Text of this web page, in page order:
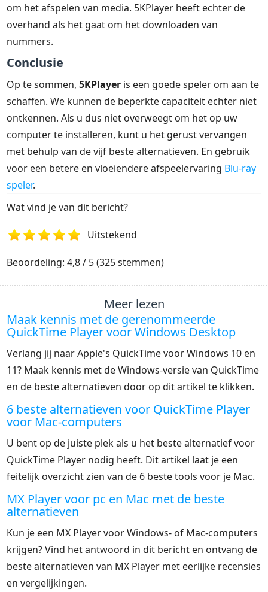
om het afspelen van media. 5KPlayer heeft echter de
overhand als het gaat om het downloaden van
nummers.
Conclusie
Op te sommen,5KPlayer is een goede speler om aan te
schaffen. We kunnen de beperkte capaciteit echter niet
ontkennen. Als u dus niet overweegt om het op uw
computer te installeren, kunt u het gerust vervangen
met behulp van de vijf beste alternatieven. En gebruik
voor een betere en vloeiendere afspeelervaring Blu-ray
speler.
Wat vind je van dit bericht?
1 3 5
Uitstekend
Beoordeling: 4,8 / 5 (325 stemmen)
Meer lezen
Maak kennis met de gerenommeerde
QuickTime Player voor Windows Desktop
Verlang jij naar Apple's QuickTime voor Windows 10 en
11? Maak kennis met de Windows-versie van QuickTime
en de beste alternatieven door op dit artikel te klikken.
6 beste alternatieven voor QuickTime Player
voor Mac-computers
U bent op de juiste plek als u het beste alternatief voor
QuickTime Player nodig heeft. Dit artikel laat je een
feitelijk overzicht zien van de 6 beste tools voor je Mac.
MX Player voor pc en Mac met de beste
alternatieven
Kun je een MX Player voor Windows- of Mac-computers
krijgen? Vind het antwoord in dit bericht en ontvang de
beste alternatieven van MX Player met eerlijke recensies
en vergelijkingen.